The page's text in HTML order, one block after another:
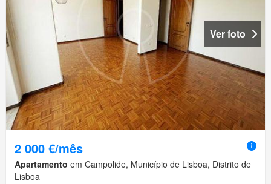
Ver foto
2 000 €/mês
Apartamento em Campolide, Município de Lisboa, Distrito de
Lisboa